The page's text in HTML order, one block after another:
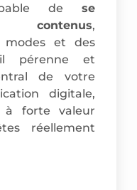
de se
contenus,
modes et des
pérenne et
de votre
digitale,
à forte valeur
réellement